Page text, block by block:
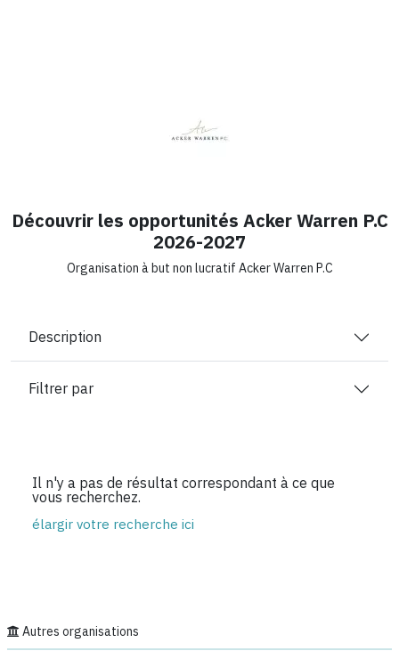
Découvrir les opportunités Acker Warren P.C
2026-2027
Organisation à but non lucratif Acker Warren P.C
Description
Filtrer par
Il n'y a pas de résultat correspondant à ce que
vous recherchez.
élargir votre recherche ici
Autres organisations